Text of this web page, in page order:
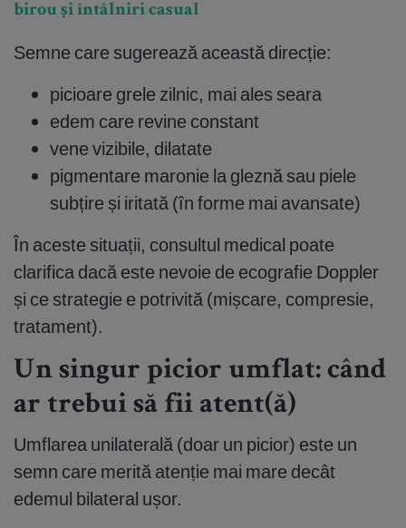
birou și întâlniri casual
Semne care sugerează această direcție:
picioare grele zilnic, mai ales seara
edem care revine constant
vene vizibile, dilatate
pigmentare maronie la gleznă sau piele
subțire și iritată (în forme mai avansate)
În aceste situații, consultul medical poate
clarifica dacă este nevoie de ecografie Doppler
și ce strategie e potrivită (mișcare, compresie,
tratament).
Un singur picior umflat: când
ar trebui să fii atent(ă)
Umflarea unilaterală (doar un picior) este un
semn care merită atenție mai mare decât
edemul bilateral ușor.